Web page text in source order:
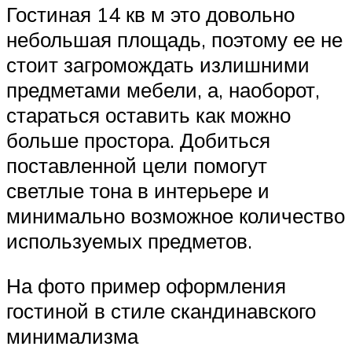
Гостиная 14 кв м это довольно
небольшая площадь, поэтому ее не
стоит загромождать излишними
предметами мебели, а, наоборот,
стараться оставить как можно
больше простора. Добиться
поставленной цели помогут
светлые тона в интерьере и
минимально возможное количество
используемых предметов.
На фото пример оформления
гостиной в стиле скандинавского
минимализма